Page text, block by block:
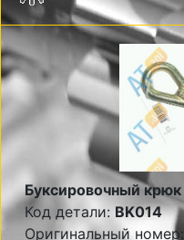
Буксировочный крюк
Код детали: BK014
Оригинальный номер: